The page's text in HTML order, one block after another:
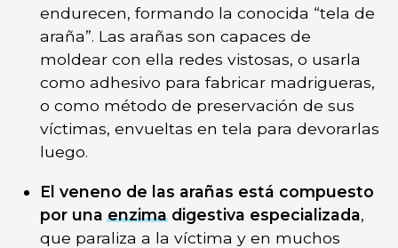
endurecen, formando la conocida “tela de
araña”. Las arañas son capaces de
moldear con ella redes vistosas, o usarla
como adhesivo para fabricar madrigueras,
o como método de preservación de sus
víctimas, envueltas en tela para devorarlas
luego.
El veneno de las arañas está compuesto
por unaenzimadigestiva especializada,
que paraliza a la víctima y en muchos